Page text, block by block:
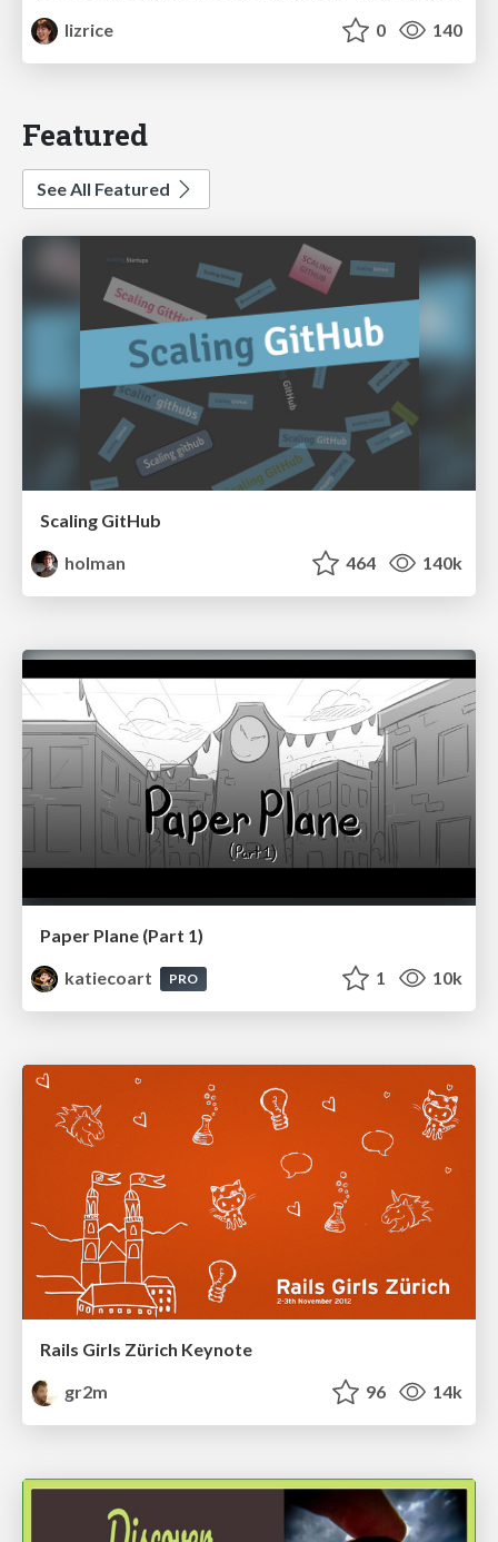
lizrice
0 140
Featured
See All Featured
Scaling GitHub
holman
464 140k
Paper Plane (Part 1)
katiecoart
PRO 1 10k
Rails Girls Zürich Keynote
gr2m
96 14k